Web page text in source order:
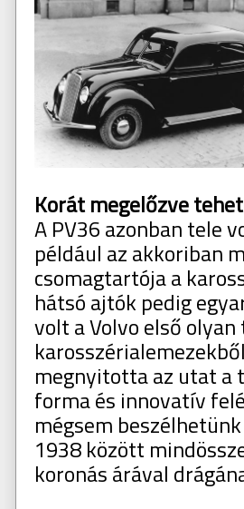
Korát megelőzve
A PV36 azonban tele
például az akkoriban
csomagtartója a
hátsó ajtók pedig
volt a Volvo első
megnyitotta az utat a
forma és innovatív
mégsem
1938 között
koronás árával